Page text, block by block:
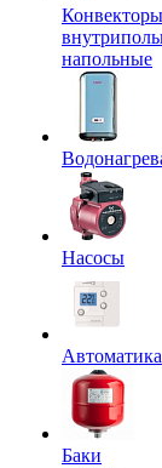
Конвекторы
напольные
Насосы
Автоматика
Баки